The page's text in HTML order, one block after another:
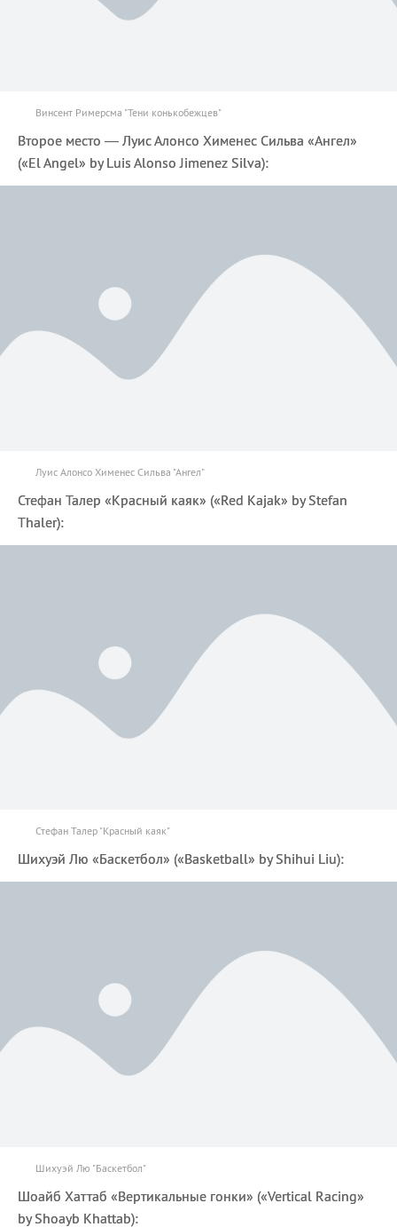
Винсент Римерсма "Тени конькобежцев"
Второе место — Луис Алонсо Хименес Сильва «Ангел»
(«El Angel» by Luis Alonso Jimenez Silvа):
Луис Алонсо Хименес Сильва "Ангел"
Стефан Талер «Красный каяк» («Red Kajak» by Stefan
Thaler):
Стефан Талер "Красный каяк"
Шихуэй Лю «Баскетбол» («Basketball» by Shihui Liu):
Шихуэй Лю "Баскетбол"
Шоайб Хаттаб «Вертикальные гонки» («Vertical Racing»
by Shoayb Khattab):